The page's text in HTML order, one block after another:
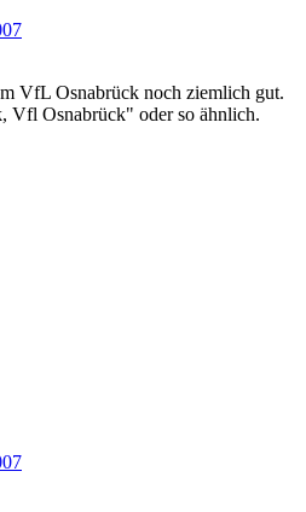
VfL Osnabrück noch ziemlich gut.
Vfl Osnabrück" oder so ähnlich.